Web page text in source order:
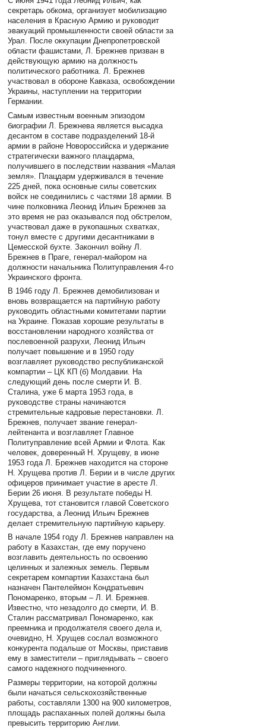
секретарь обкома, организует мобилизацию
населения в Красную Армию и руководит
эвакуаций промышленности своей области за
Урал. После оккупации Днепропетровской
области фашистами, Л. Брежнев призван в
действующую армию на должность
политического работника. Л. Брежнев
участвовал в обороне Кавказа, освобождении
Украины, наступлении на территории
Германии.
Самым известным военным эпизодом
биографии Л. Брежнева является высадка
десантом в составе подразделений 18-й
армии в районе Новороссийска и удержание
стратегически важного плацдарма,
получившего в последствии названия «Малая
земля». Плацдарм удерживался в течение
225 дней, пока основные силы советских
войск не соединились с частями 18 армии. В
чине полковника Леонид Ильич Брежнев за
это время не раз оказывался под обстрелом,
участвовал даже в рукопашных схватках,
тонул вместе с другими десантниками в
Цемесской бухте. Закончил войну Л.
Брежнев в Праге, генерал-майором на
должности начальника Политуправления 4-го
Украинского фронта.
В 1946 году Л. Брежнев демобилизован и
вновь возвращается на партийную работу
руководить областными комитетами партии
на Украине. Показав хорошие результаты в
восстановлении народного хозяйства от
послевоенной разрухи, Леонид Ильич
получает повышение и в 1950 году
возглавляет руководство республиканской
компартии – ЦК КП (б) Молдавии. На
следующий день после смерти И. В.
Сталина, уже 6 марта 1953 года, в
руководстве страны начинаются
стремительные кадровые перестановки. Л.
Брежнев, получает звание генерал-
лейтенанта и возглавляет Главное
Политуправление всей Армии и Флота. Как
человек, доверенный Н. Хрущеву, в июне
1953 года Л. Брежнев находится на стороне
Н. Хрущева против Л. Берии и в числе других
офицеров принимает участие в аресте Л.
Берии 26 июня. В результате победы Н.
Хрущева, тот становится главой Советского
государства, а Леонид Ильич Брежнев
делает стремительную партийную карьеру.
В начале 1954 году Л. Брежнев направлен на
работу в Казахстан, где ему поручено
возглавить деятельность по освоению
целинных и залежных земель. Первым
секретарем компартии Казахстана был
назначен Пантелеймон Кондратьевич
Пономаренко, вторым – Л. И. Брежнев.
Известно, что незадолго до смерти, И. В.
Сталин рассматривал Пономаренко, как
преемника и продолжателя своего дела и,
очевидно, Н. Хрущев сослал возможного
конкурента подальше от Москвы, приставив
ему в заместители – приглядывать – своего
самого надежного подчиненного.
Размеры территории, на которой должны
были начаться сельскохозяйственные
работы, составляли 1300 на 900 километров,
площадь распаханных полей должны была
превысить территорию Англии.